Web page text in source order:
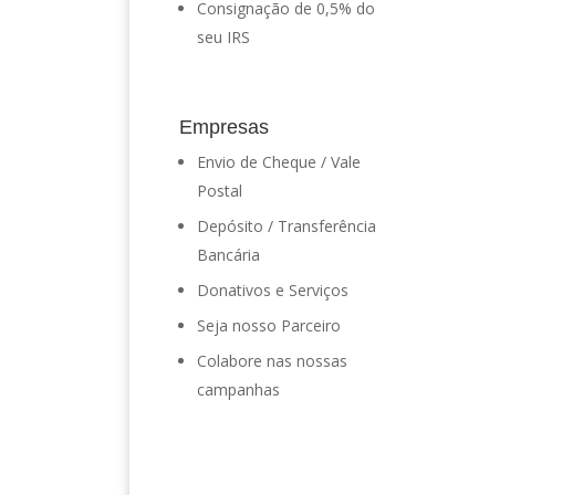
Consignação de 0,5% do
seu IRS
Empresas
Envio de Cheque / Vale
Postal
Depósito / Transferência
Bancária
Donativos e Serviços
Seja nosso Parceiro
Colabore nas nossas
campanhas